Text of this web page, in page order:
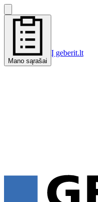
Mano sąrašai
Į geberit.lt